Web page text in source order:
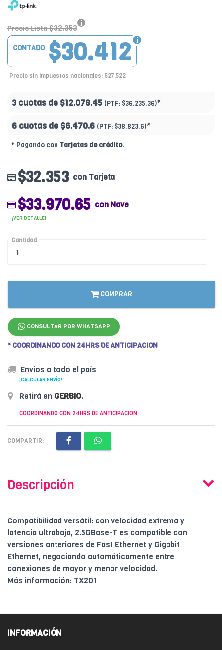
Precio Lista $32.353
$30.412
CONTADO
Precio sin impuestos nacionales: $27.522
3 cuotas de $12.078.45 (PTF: $36.235.36)*
6 cuotas de $6.470.6 (PTF: $38.823.6)*
* Pagando con Tarjetas de crédito.
$32.353 con Tarjeta
$33.970.65 con Nave
¡VER DETALLE!
Cantidad
COMPRAR
CONSULTAR POR WHATSAPP
* COORDINANDO CON 24HRS DE ANTICIPACION
Envíos a todo el país
¡CALCULAR ENVÍO!
Retirá en GERBIO.
COORDINANDO CON 24HRS DE ANTICIPACION
COMPARTIR:
Descripción
Compatibilidad versátil: con velocidad extrema y
latencia ultrabaja, 2.5GBase-T es compatible con
versiones anteriores de Fast Ethernet y Gigabit
Ethernet, negociando automáticamente entre
conexiones de mayor y menor velocidad.
Más información: TX201
INFORMACIÓN